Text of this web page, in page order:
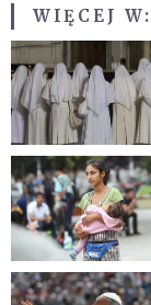
WIĘCEJ W: